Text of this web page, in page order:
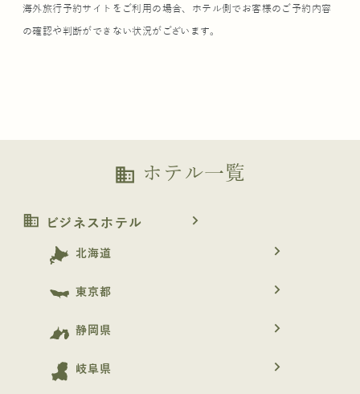
海外旅行予約サイトをご利用の場合、ホテル側でお客様のご予約内容
の確認や判断ができない状況がございます。
business ホテル一覧
business ビジネスホテル navigate_next
北海道 navigate_next
東京都 navigate_next
静岡県 navigate_next
岐阜県 navigate_next